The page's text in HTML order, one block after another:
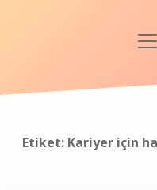
Anasayfa
Etiket: Kariyer için